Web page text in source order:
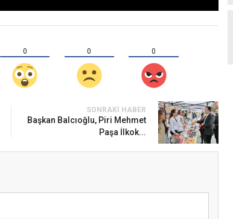
0 0 0
SONRAKI HABER
Başkan Balcıoğlu, Piri Mehmet
Paşa İlkok...